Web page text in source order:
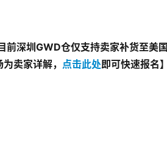
目前深圳 GWD仓仅支持卖家补货至美国
卖家详解， 点击此处即可快速报名】